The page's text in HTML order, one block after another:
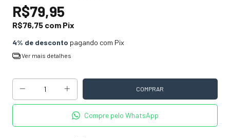
R$79,95
R$76,75 com Pix
4% de desconto pagando com Pix
Ver mais detalhes
Compre pelo WhatsApp